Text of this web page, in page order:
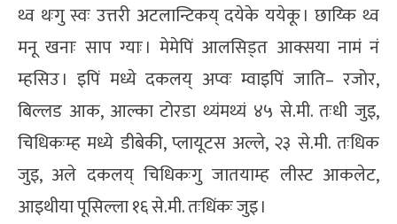
थ्व थःगु स्वः उत्तरी अटलान्टिकय् दयेके ययेकू । छाय्कि थ्व
मनू खनाः साप ग्याः । मेमेपिं आलसिड्त आक्सया नामं नं
म्हसिउ । इपिं मध्ये दकलय् अप्वः म्वाइपिं जाति– रजोर,
बिल्लड आक, आल्का टोरडा थ्यंमथ्यं ४५ से.मी. तःधी जुइ,
चिधिकःम्ह मध्ये डीबेकी, प्लायूटस अल्ले, २३ से.मी. तःधिक
जुइ, अले दकलय् चिधिकःगु जातयाम्ह लीस्ट आकलेट,
आइथीया पूसिल्ला १६ से.मी. तःधिंकः जुइ ।